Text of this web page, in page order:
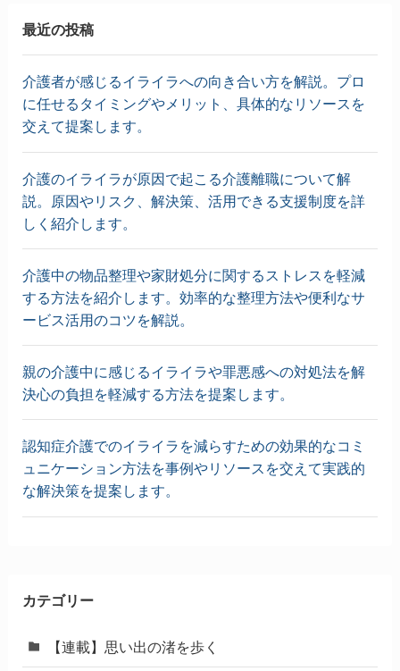
最近の投稿
介護者が感じるイライラへの向き合い方を解説。プロ
に任せるタイミングやメリット、具体的なリソースを
交えて提案します。
介護のイライラが原因で起こる介護離職について解
説。原因やリスク、解決策、活用できる支援制度を詳
しく紹介します。
介護中の物品整理や家財処分に関するストレスを軽減
する方法を紹介します。効率的な整理方法や便利なサ
ービス活用のコツを解説。
親の介護中に感じるイライラや罪悪感への対処法を解
決心の負担を軽減する方法を提案します。
認知症介護でのイライラを減らすための効果的なコミ
ュニケーション方法を事例やリソースを交えて実践的
な解決策を提案します。
カテゴリー
【連載】思い出の渚を歩く